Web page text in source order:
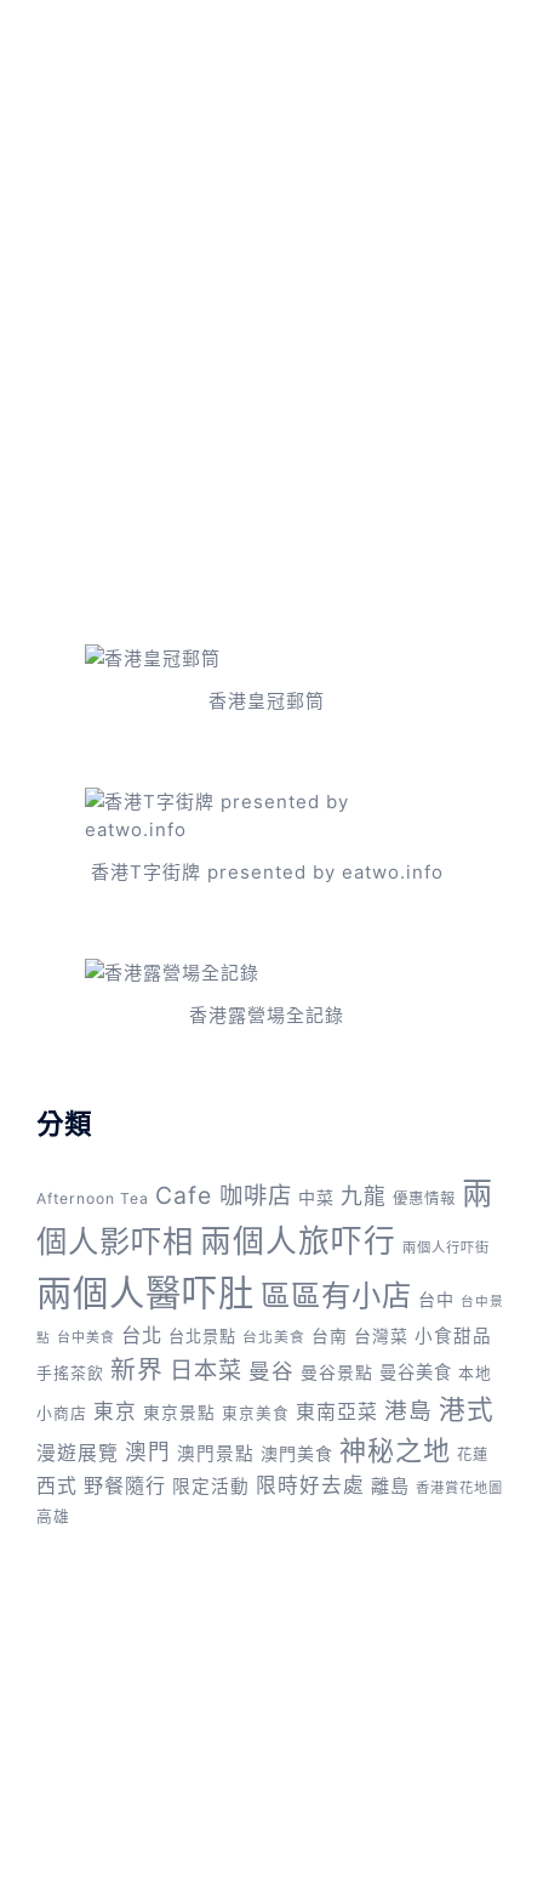
香港皇冠郵筒
香港T字街牌 presented by eatwo.info
香港露營場全記錄
分類
Afternoon Tea Cafe 咖啡店 中菜 九龍 優惠情報 兩
個人影吓相 兩個人旅吓行 兩個人行吓街
兩個人醫吓肚 區區有小店 台中 台中景
點 台中美食 台北 台北景點 台北美食 台南 台灣菜 小食甜品
手搖茶飲 新界 日本菜 曼谷 曼谷景點 曼谷美食 本地
小商店 東京 東京景點 東京美食 東南亞菜 港島 港式
漫遊展覽 澳門 澳門景點 澳門美食 神秘之地 花蓮
西式 野餐隨行 限定活動 限時好去處 離島 香港賞花地圖
高雄